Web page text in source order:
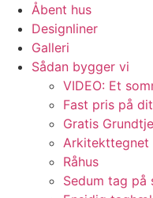
Åbent hus
Designliner
Galleri
Sådan bygger vi
VIDEO: Et
Fast pris på
Gratis
Arkitekttegnet
Råhus
Sedum tag på